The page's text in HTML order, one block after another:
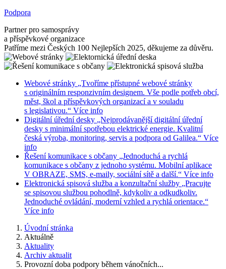
Podpora
Partner pro samosprávy
a příspěvkové organizace
Patříme mezi Českých 100 Nejlepších 2025, děkujeme za důvěru.
Webové stránky „Tvoříme přístupné webové stránky
s originálním responzivním designem. Vše podle potřeb obcí,
měst, škol a příspěvkových organizací a v souladu
s legislativou.“ Více info
Digitální úřední desky „Nejprodávanější digitální úřední
desky s minimální spotřebou elektrické energie. Kvalitní
česká výroba, monitoring, servis a podpora od Galilea.“ Více
info
Řešení komunikace s občany „Jednoduchá a rychlá
komunikace s občany z jednoho systému. Mobilní aplikace
V OBRAZE, SMS, e-maily, sociální sítě a další.“ Více info
Elektronická spisová služba a konzultační služby „Pracujte
se spisovou službou pohodlně, kdykoliv a odkudkoliv.
Jednoduché ovládání, moderní vzhled a rychlá orientace.“
Více info
Úvodní stránka
Aktuálně
Aktuality
Archiv aktualit
Provozní doba podpory během vánočních...